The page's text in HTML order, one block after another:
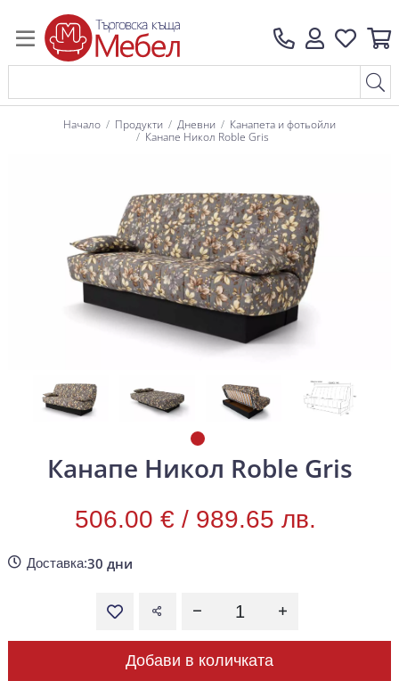
Начало Продукти Дневни
Канапета и фотьойли
Канапе Никол Roble Gris
Канапе Никол Roble Gris
506.00 € / 989.65 лв.
Доставка:30 дни
Добави в количката